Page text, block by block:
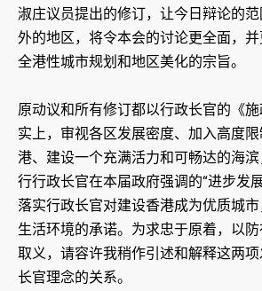
淑庄议员提出的修订，让今日辩论的
外的地区，将令本会的讨论更全面，
全港性城市规划和地区美化的宗旨。
原动议和所有修订都以行政长官的《
实上，审视各区发展密度、加入高度
港、建设一个充满活力和可畅达的海
行行政长官在本届政府强调的“进步发
落实行政长官对建设香港成为优质城
生活环境的承诺。为求忠于原着，以
取义，请容许我稍作引述和解释这两
长官理念的关系。